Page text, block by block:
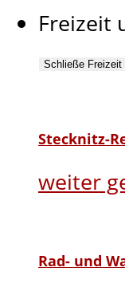
Freizeit
Schließe Freizeit
Stecknitz-
weiter
Rad- und